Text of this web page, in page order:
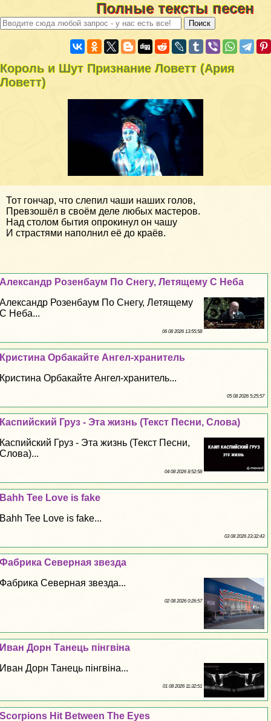
Полные тексты песен
Король и Шут Признание Ловетт (Ария
Ловетт)
Тот гончар, что слепил чаши наших голов,
Превзошёл в своём деле любых мастеров.
Над столом бытия опрокинул он чашу
И страстями наполнил её до краёв.
Александр Розенбаум По Снегу, Летящему С Неба
Александр Розенбаум По Снегу, Летящему
С Неба...
06 08 2026 13:55:58
Кристина Орбакайте Ангел-хранитель
Кристина Орбакайте Ангел-хранитель...
05 08 2026 5:25:57
Каспийский Груз - Эта жизнь (Текст Песни, Слова)
Каспийский Груз - Эта жизнь (Текст Песни,
Слова)...
04 08 2026 8:52:58
Bahh Tee Love is fake
Bahh Tee Love is fake...
03 08 2026 23:32:43
Фабрика Северная звезда
Фабрика Северная звезда...
02 08 2026 0:26:57
Иван Дорн Танець пiнгвiна
Иван Дорн Танець пiнгвiна...
01 08 2026 11:32:51
Scorpions Hit Between The Eyes